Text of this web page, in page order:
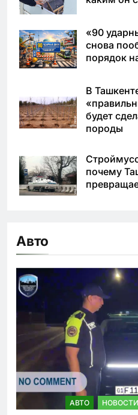
«90
снова
порядок
В
будет
породы
почему
Авто
АВТО